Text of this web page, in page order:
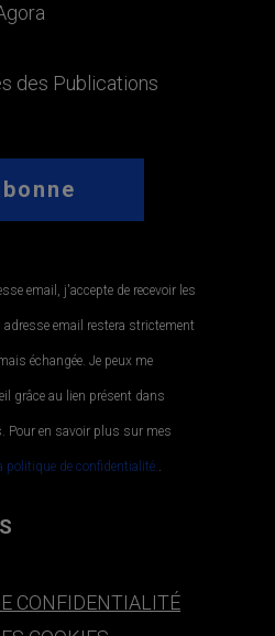
des Publications
email, j'accepte de recevoir les
email restera strictement
échangée. Je peux me
grâce au lien présent dans
Pour en savoir plus sur mes
politique de confidentialité..
CONFIDENTIALITÉ